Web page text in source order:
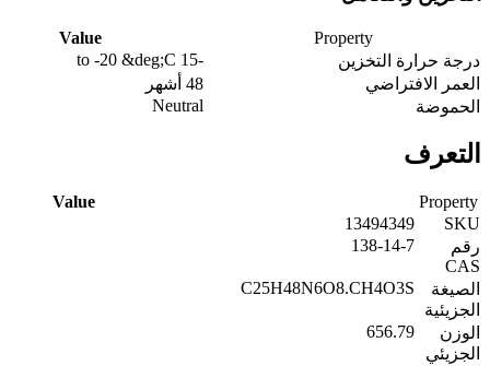
Property
Value
درجة حرارة التخزين
-15 to -20 &deg;C
العمر الافتراضي
48 أشهر
الحموضة
Neutral
التعرف
Property
Value
SKU
13494349
رقم
CAS
138-14-7
الصيغة
الجزيئية
C25H48N6O8.CH4O3S
الوزن
الجزيئي
656.79